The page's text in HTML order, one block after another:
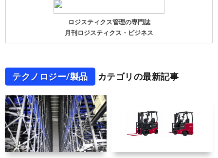
ロジスティクス管理の専門誌
月刊ロジスティクス・ビジネス
テクノロジー/製品 カテゴリの最新記事